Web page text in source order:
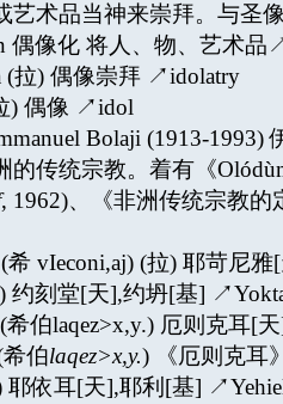
艺术品当神来崇拜。与圣
偶像化 将人、物、艺术
(拉) 偶像崇拜 ↗idolatry
) 偶像 ↗idol
Bolaji (1913-
的传统宗教。着有《
, 1962)、《非洲传统宗教的
(希 vIeconi,aj) (拉) 耶苛尼
) 约刻堂[天],约坍[基]
(希伯laqez>x,y.) 厄则克耳[
伯laqez>x,y.) 《厄则克耳
耶依耳[天],耶利[基]